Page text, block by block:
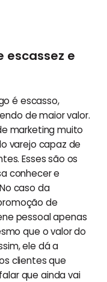
escassez e
é escasso,
de maior valor.
marketing muito
varejo capaz de
Esses são os
conhecer e
caso da
de
pessoal apenas
que o valor do
ele dá a
clientes que
que ainda vai